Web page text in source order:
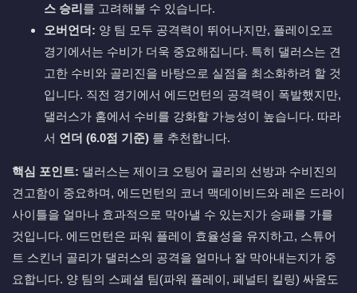
스 승리를 고려해볼 수 있습니다.
오버언더: 양 팀 모두 공격력이 뛰어나지만, 플레이오프
경기에서는 수비가 더욱 중요해집니다. 특히 댈러스는 견
고한 수비와 골리진을 바탕으로 실점을 최소화하려 할 것
입니다. 직전 경기에서 에드먼턴의 공격력이 폭발했지만,
댈러스가 홈에서 수비를 강화할 가능성이 높습니다. 따라
서 언더 (6.0점 기준) 를 추천합니다.
핵심 포인트: 댈러스는 제이크 오팅어 골리의 선방과 수비진의
견고함이 중요하며, 에드먼턴의 코너 맥데이비드와 레온 드라이
사이틀을 얼마나 효과적으로 막아낼 수 있는지가 승패를 가를
것입니다. 에드먼턴은 파워 플레이 효율성을 유지하고, 스튜어
트 스킨너 골리가 댈러스의 공격을 얼마나 잘 막아내는지가 중
요합니다. 양 팀의 스페셜 팀(파워 플레이, 페널티 킬링) 싸움도